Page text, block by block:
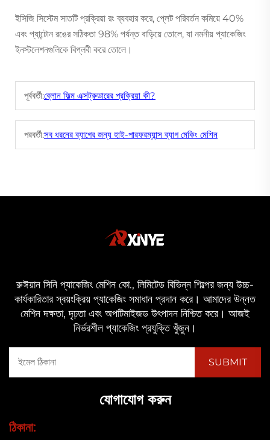
ইসিজি সিস্টেম সাতটি প্রক্রিয়া রং ব্যবহার করে, প্লেট পরিবর্তন কমিয়ে 40%
এবং প্যান্টোন রঙের সঠিকতা 98% পর্যন্ত বাড়িয়ে তোলে, যা নমনীয় প্যাকেজিং
ইনস্টলেশনগুলিকে বিপ্লবী করে তোলে।
পূর্ববর্তী:ব্লোন ফিল্ম এক্সট্রুডারের প্রক্রিয়া কী?
পরবর্তী:সব ধরনের ব্যাগের জন্য হাই-পারফরম্যান্স ব্যাগ মেকিং মেশিন
রুঈয়ান সিনি প্যাকেজিং মেশিন কো., লিমিটেড বিভিন্ন শিল্পের জন্য উচ্চ-
কার্যকারিতার স্বয়ংক্রিয় প্যাকেজিং সমাধান প্রদান করে। আমাদের উন্নত
মেশিন দক্ষতা, দৃঢ়তা এবং অপটিমাইজড উৎপাদন নিশ্চিত করে। আজই
নির্ভরশীল প্যাকেজিং প্রযুক্তি খুঁজুন।
যোগাযোগ করুন
ঠিকানা: